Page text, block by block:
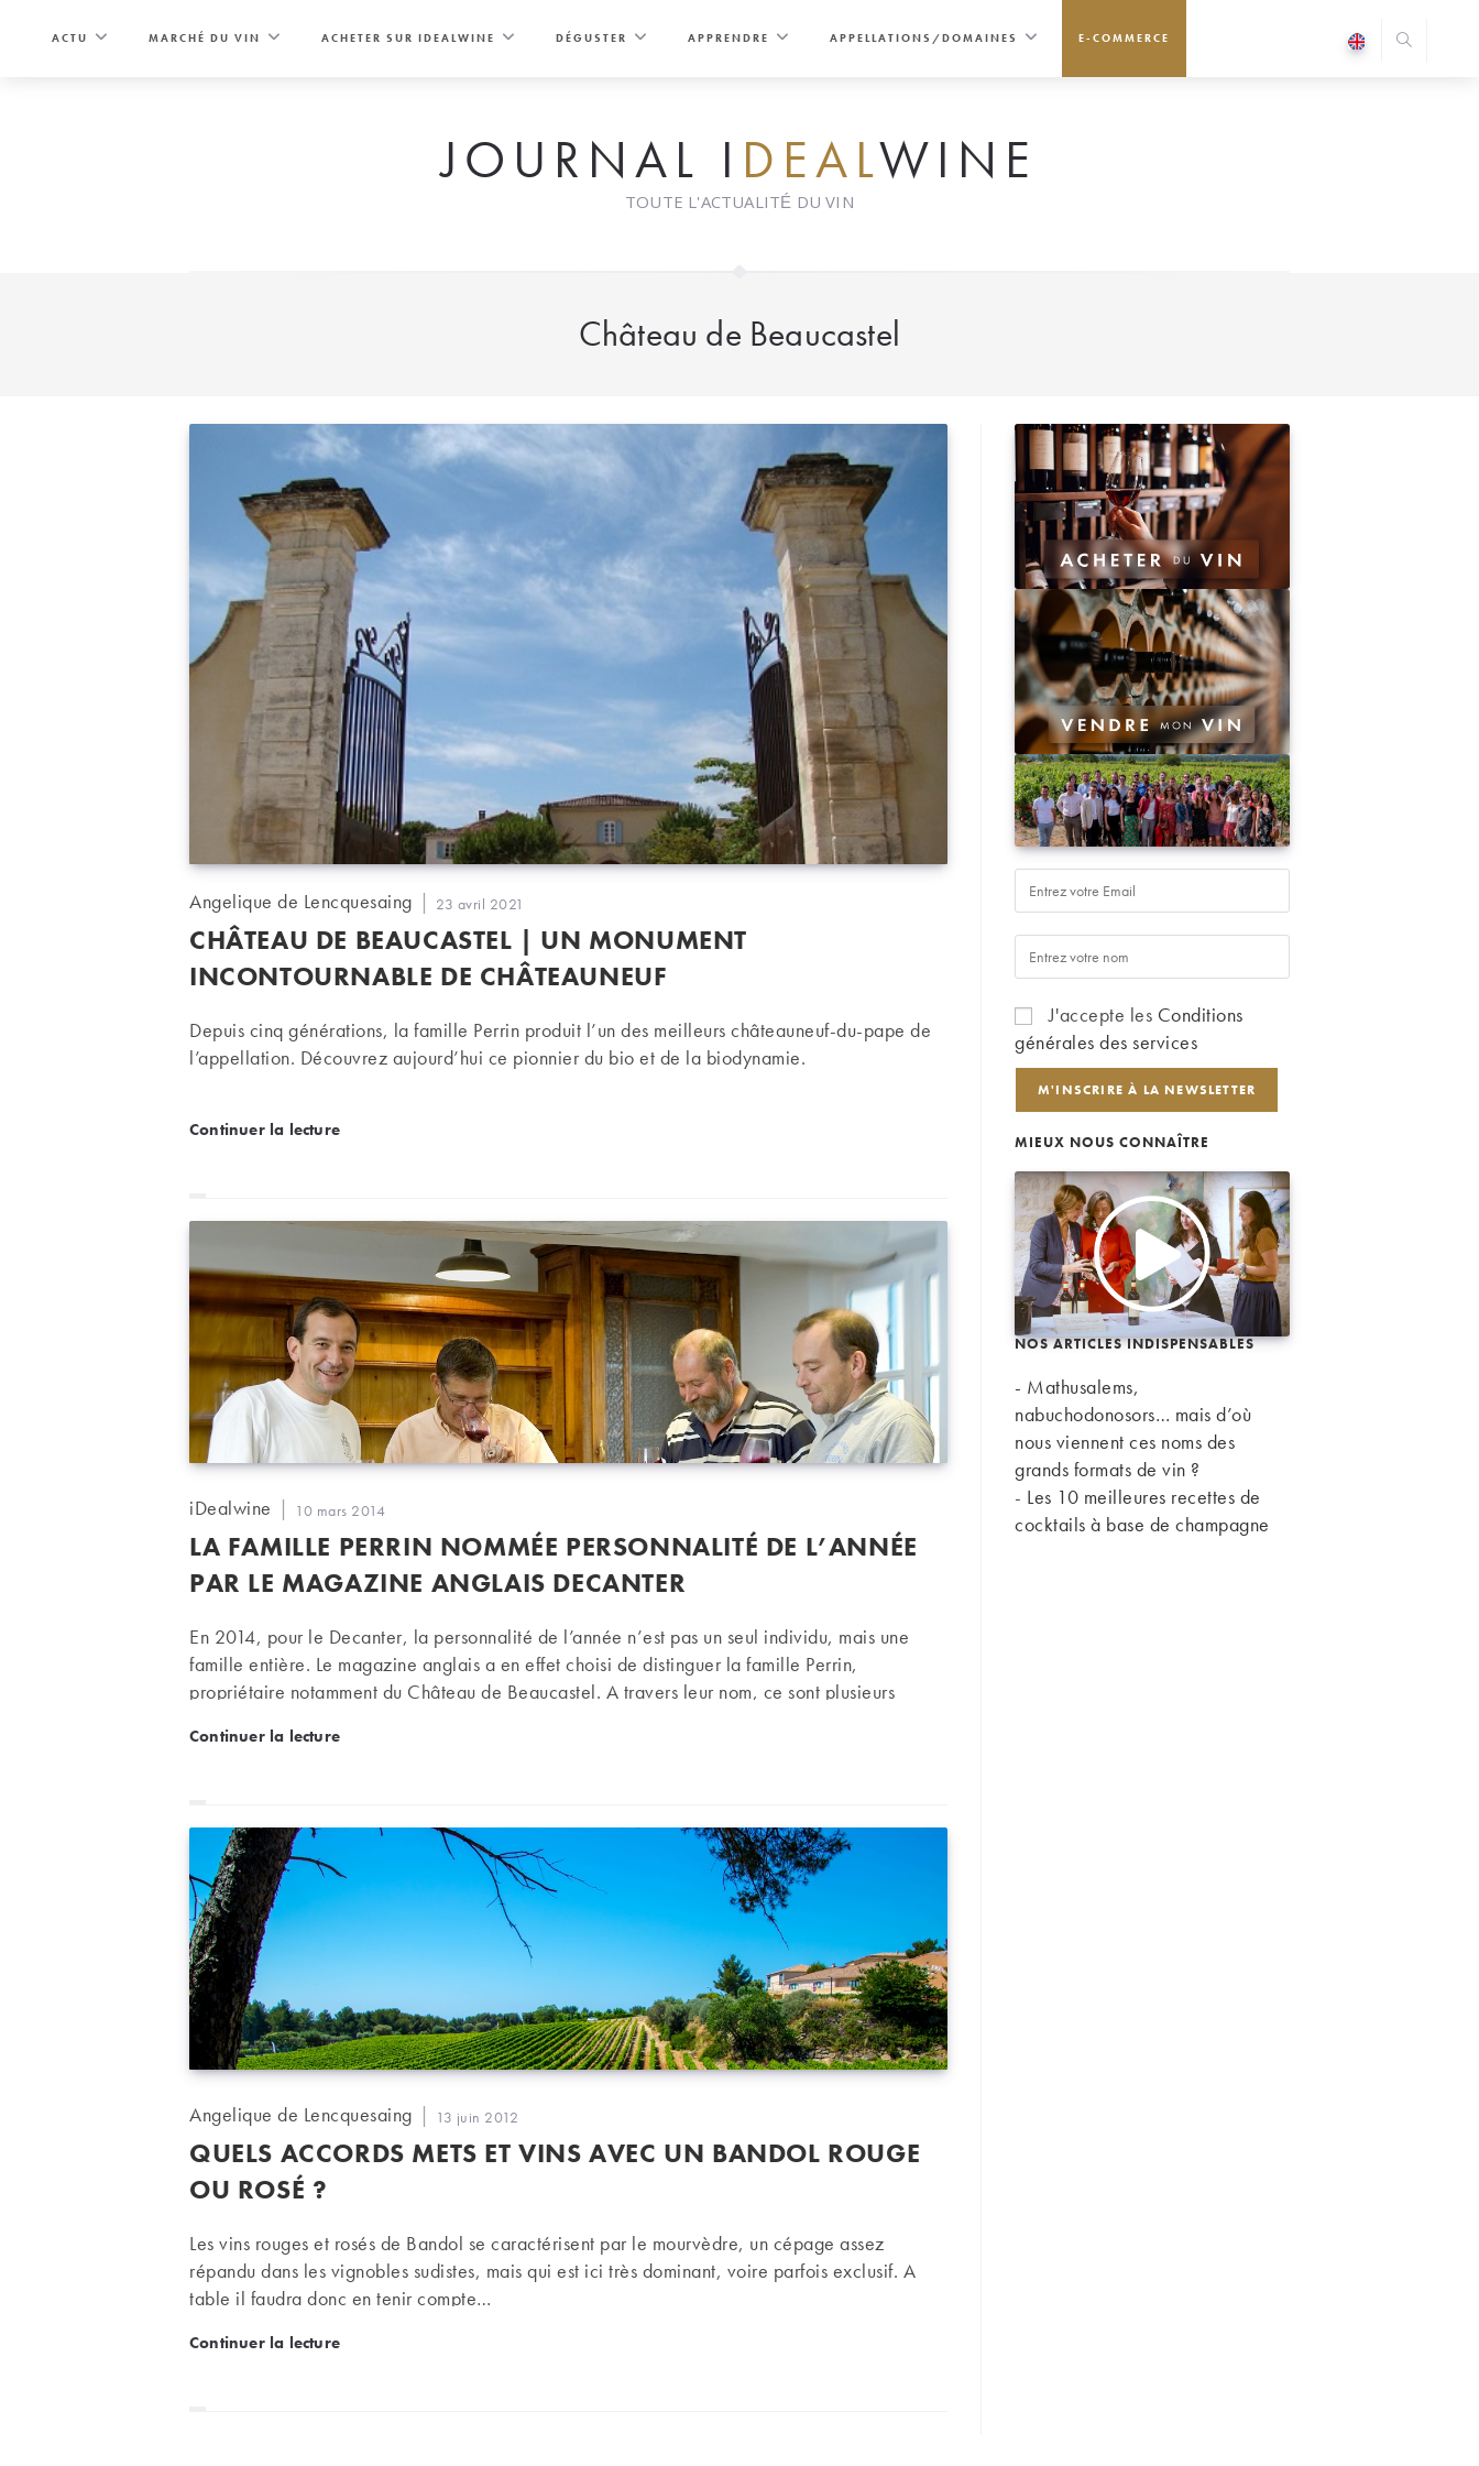
ACTU MARCHÉ DU VIN ACHETER SUR IDEALWINE DÉGUSTER APPRENDRE APPELLATIONS/DOMAINES E-COMMERCE
JOURNAL I DEALWINE
TOUTE L'ACTUALITÉ DU VIN
Château de Beaucastel
Auteur/autrice
la
publication :
Angelique de Lencquesaing
Publication
publiée :
23 avril 2021
CHÂTEAU DE BEAUCASTEL | UN MONUMENT
INCONTOURNABLE DE CHÂTEAUNEUF
Depuis cinq générations, la famille Perrin produit l’un des meilleurs châteauneuf-du-pape de
l’appellation. Découvrez aujourd’hui ce pionnier du bio et de la biodynamie.
Continuer la lectureChâteau de Beaucastel | Un monument incontournable de Châteauneuf
Auteur/autrice
la
publication :
iDealwine
Publication
publiée :
10 mars 2014
LA FAMILLE PERRIN NOMMÉE PERSONNALITÉ DE L’ANNÉE
PAR LE MAGAZINE ANGLAIS DECANTER
En 2014, pour le Decanter, la personnalité de l’année n’est pas un seul individu, mais une
famille entière. Le magazine anglais a en effet choisi de distinguer la famille Perrin,
propriétaire notamment du Château de Beaucastel. A travers leur nom, ce sont plusieurs
exportant les cépages rhodaniens aux Etats-Unis.
Continuer la lectureLa famille Perrin nommée personnalité de l’année par le magazine anglais Decanter
Auteur/autrice
la
publication :
Angelique de Lencquesaing
Publication
publiée :
13 juin 2012
QUELS ACCORDS METS ET VINS AVEC UN BANDOL ROUGE
OU ROSÉ ?
Les vins rouges et rosés de Bandol se caractérisent par le mourvèdre, un cépage assez
répandu dans les vignobles sudistes, mais qui est ici très dominant, voire parfois exclusif. A
table il faudra donc en tenir compte…
Continuer la lectureQuels accords mets et vins avec un bandol rouge ou rosé ?
J'accepte les Conditions
générales des services
MIEUX NOUS CONNAÎTRE
NOS ARTICLES INDISPENSABLES
- Mathusalems,
nabuchodonosors… mais d’où
nous viennent ces noms des
grands formats de vin ?
- Les 10 meilleures recettes de
cocktails à base de champagne